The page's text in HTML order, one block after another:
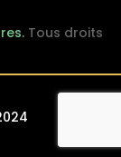
Tous droits